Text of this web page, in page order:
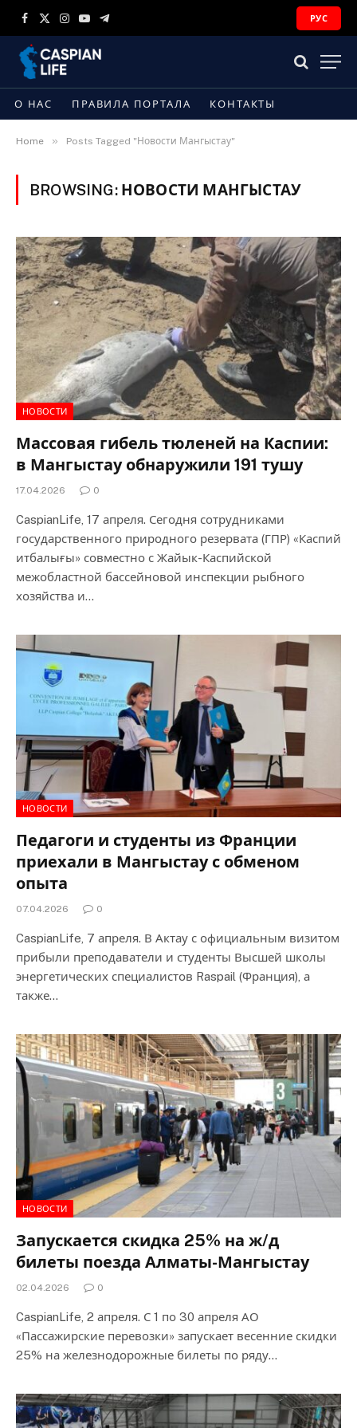
Facebook
X
Instagram
YouTubeTelegram
РУС
О НАС ПРАВИЛА ПОРТАЛА КОНТАКТЫ
Home » Posts Tagged "Новости Мангыстау"
BROWSING: НОВОСТИ МАНГЫСТАУ
НОВОСТИ
Массовая гибель тюленей на Каспии:
в Мангыстау обнаружили 191 тушу
17.04.2026 0
CaspianLife, 17 апреля. Сегодня сотрудниками
государственного природного резервата (ГПР) «Каспий
итбалығы» совместно с Жайык-Каспийской
межобластной бассейновой инспекции рыбного
хозяйства и…
НОВОСТИ
Педагоги и студенты из Франции
приехали в Мангыстау с обменом
опыта
07.04.2026 0
CaspianLife, 7 апреля. В Актау с официальным визитом
прибыли преподаватели и студенты Высшей школы
энергетических специалистов Raspail (Франция), а
также…
НОВОСТИ
Запускается скидка 25% на ж/д
билеты поезда Алматы-Мангыстау
02.04.2026 0
CaspianLife, 2 апреля. С 1 по 30 апреля АО
«Пассажирские перевозки» запускает весенние скидки
25% на железнодорожные билеты по ряду…